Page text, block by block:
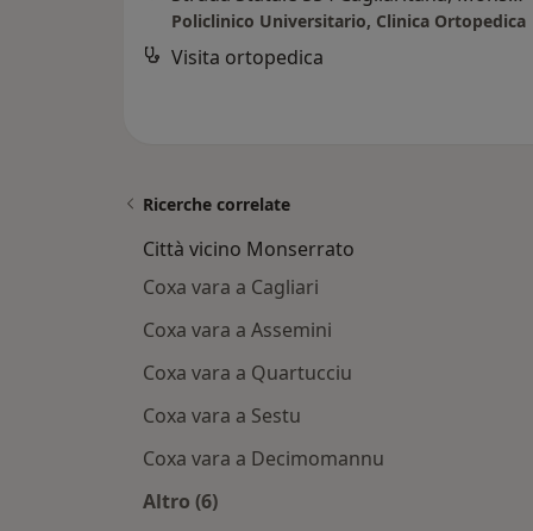
Policlinico Universitario, Clinica Ortopedica
Visita ortopedica
Ricerche correlate
Città vicino Monserrato
Coxa vara a Cagliari
Coxa vara a Assemini
Coxa vara a Quartucciu
Coxa vara a Sestu
Coxa vara a Decimomannu
Altro (6)